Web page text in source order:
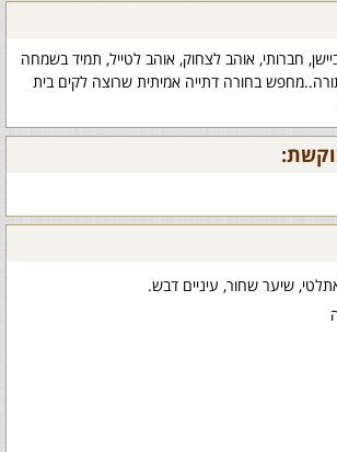
חברותי, אוהב לצחוק, אוהב לטייל, תמיד בשמחה
בחורה דתייה אמיתית שרוצה לקים בית
שיער שחור, עיניים דבש.